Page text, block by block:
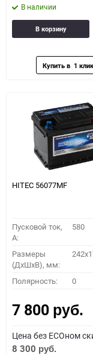
В наличии
В корзину
HITEC 56077MF
Пусковой ток,
A:
580
Размеры
(ДхШхВ), мм:
Полярность: 0
7 800 руб.
Цена без ECOном
8 300 руб.